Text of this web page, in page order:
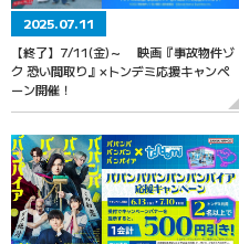
2025.07.11
【終了】7/11(金)～ 映画『事故物件ゾ
ク 恐い間取り』×トンデミ応援キャンペ
ーン開催！